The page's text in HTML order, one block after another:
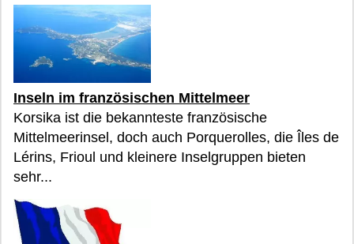
Inseln im französischen Mittelmeer
Korsika ist die bekannteste französische
Mittelmeerinsel, doch auch Porquerolles, die Îles de
Lérins, Frioul und kleinere Inselgruppen bieten
sehr...